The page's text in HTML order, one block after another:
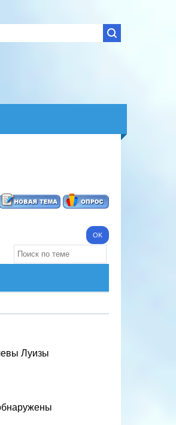
Луизы